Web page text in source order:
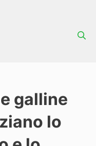
galline
lo